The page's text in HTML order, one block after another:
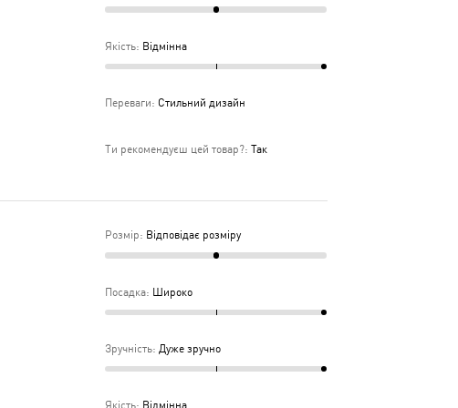
Якість: Відмінна
Переваги: Стильний дизайн
Ти рекомендуєш цей товар?: Так
Розмір: Відповідає розміру
Посадка: Широко
Зручність: Дуже зручно
Якість: Відмінна